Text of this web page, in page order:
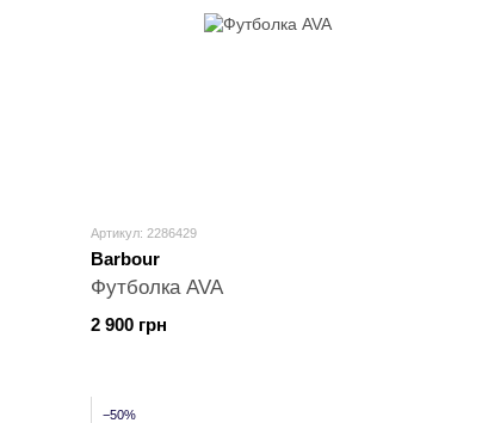
Артикул: 2286429
Barbour
Футболка AVA
2 900 грн
−50%